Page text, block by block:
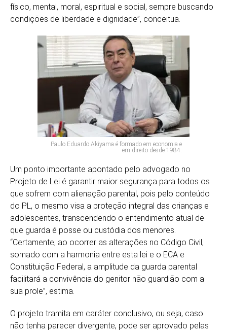
físico, mental, moral, espiritual e social, sempre buscando
condições de liberdade e dignidade”, conceitua.
Paulo Eduardo Akiyama é formado em economia e
em direito desde 1984.
Um ponto importante apontado pelo advogado no
Projeto de Lei é garantir maior segurança para todos os
que sofrem com alienação parental, pois pelo conteúdo
do PL, o mesmo visa a proteção integral das crianças e
adolescentes, transcendendo o entendimento atual de
que guarda é posse ou custódia dos menores.
“Certamente, ao ocorrer as alterações no Código Civil,
somado com a harmonia entre esta lei e o ECA e
Constituição Federal, a amplitude da guarda parental
facilitará a convivência do genitor não guardião com a
sua prole”, estima.
O projeto tramita em caráter conclusivo, ou seja, caso
não tenha parecer divergente, pode ser aprovado pelas